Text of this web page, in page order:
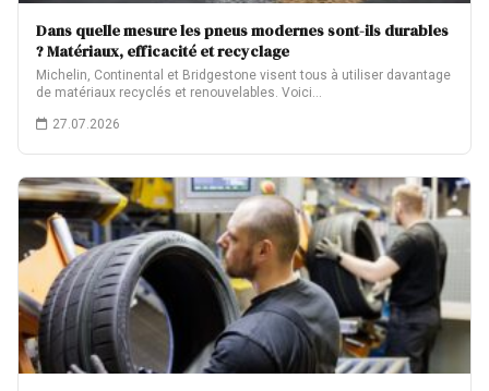
Dans quelle mesure les pneus modernes sont-ils durables
? Matériaux, efficacité et recyclage
Michelin, Continental et Bridgestone visent tous à utiliser davantage
de matériaux recyclés et renouvelables. Voici…
27.07.2026